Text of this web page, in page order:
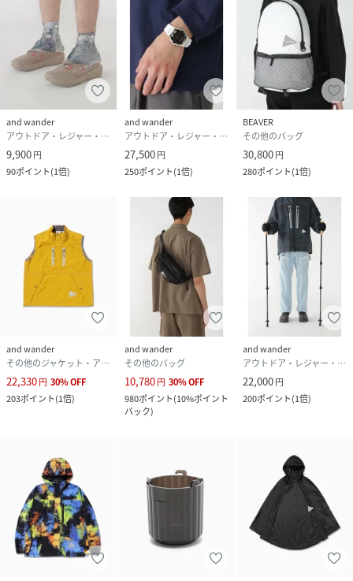
and wander
アウトドア・レジャー・キャンプ用品
9,900円
90ポイント(1倍)
and wander
アウトドア・レジャー・キャンプ用品
27,500円
250ポイント(1倍)
BEAVER
その他のバッグ
30,800円
280ポイント(1倍)
and wander
その他のジャケット・アウター
22,330円 30%OFF
203ポイント(1倍)
and wander
その他のバッグ
10,780円 30%OFF
980ポイント(10%ポイント
バック)
and wander
アウトドア・レジャー・キャンプ用品
22,000円
200ポイント(1倍)